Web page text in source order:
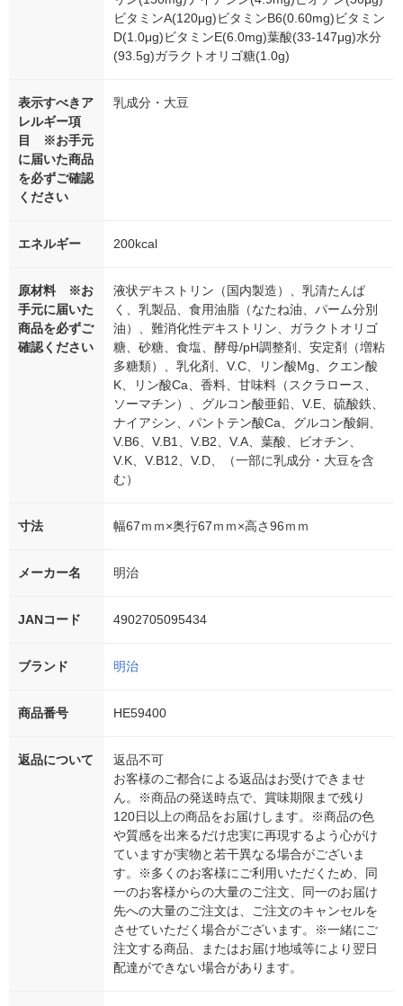
ビタミンA(120μg)ビタミンB6(0.60mg)ビタミン
D(1.0μg)ビタミンE(6.0mg)葉酸(33-147μg)水分
(93.5g)ガラクトオリゴ糖(1.0g)
表示すべきア
レルギー項
目 ※お手元
に届いた商品
を必ずご確認
ください
乳成分・大豆
エネルギー 200kcal
原材料 ※お
手元に届いた
商品を必ずご
確認ください
液状デキストリン（国内製造）、乳清たんぱ
く、乳製品、食用油脂（なたね油、パーム分別
油）、難消化性デキストリン、ガラクトオリゴ
糖、砂糖、食塩、酵母/pH調整剤、安定剤（増粘
多糖類）、乳化剤、V.C、リン酸Mg、クエン酸
K、リン酸Ca、香料、甘味料（スクラロース、
ソーマチン）、グルコン酸亜鉛、V.E、硫酸鉄、
ナイアシン、パントテン酸Ca、グルコン酸銅、
V.B6、V.B1、V.B2、V.A、葉酸、ビオチン、
V.K、V.B12、V.D、（一部に乳成分・大豆を含
む）
寸法 幅67ｍｍ×奥行67ｍｍ×高さ96ｍｍ
メーカー名 明治
JANコード 4902705095434
ブランド 明治
商品番号 HE59400
返品について
返品不可
お客様のご都合による返品はお受けできませ
ん。※商品の発送時点で、賞味期限まで残り
120日以上の商品をお届けします。※商品の色
や質感を出来るだけ忠実に再現するよう心がけ
ていますが実物と若干異なる場合がございま
す。※多くのお客様にご利用いただくため、同
一のお客様からの大量のご注文、同一のお届け
先への大量のご注文は、ご注文のキャンセルを
させていただく場合がございます。※一緒にご
注文する商品、またはお届け地域等により翌日
配達ができない場合があります。